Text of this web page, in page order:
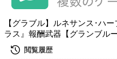
【グラブル】ルネサンス･ハ
ラス』報酬武器【グランブル